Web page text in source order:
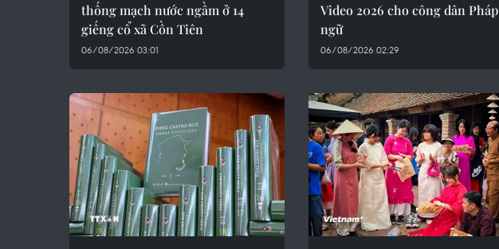
thống mạch nước ngầm ở 14
giếng cổ xã Cồn Tiên
06/08/2026 03:01
Video 2026 cho công dân Pháp
ngữ
06/08/2026 02:29